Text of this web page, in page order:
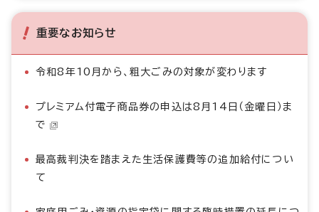
重要なお知らせ
令和8年10月から、粗大ごみの対象が変わります
プレミアム付電子商品券の申込は8月14日（金曜日）ま
で
最高裁判決を踏まえた生活保護費等の追加給付につい
て